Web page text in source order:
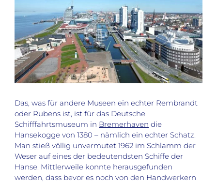
Bild
Das, was für andere Museen ein echter Rembrandt
oder Rubens ist, ist für das Deutsche
Schifffahrtsmuseum in Bremerhaven die
Hansekogge von 1380 – nämlich ein echter Schatz.
Man stieß völlig unvermutet 1962 im Schlamm der
Weser auf eines der bedeutendsten Schiffe der
Hanse. Mittlerweile konnte herausgefunden
werden, dass bevor es noch von den Handwerkern